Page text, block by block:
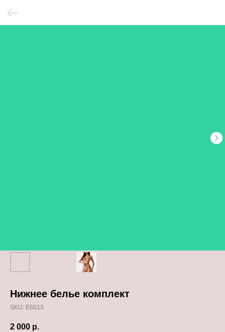
Нижнее белье комплект
SKU: E6613
2 000 р.